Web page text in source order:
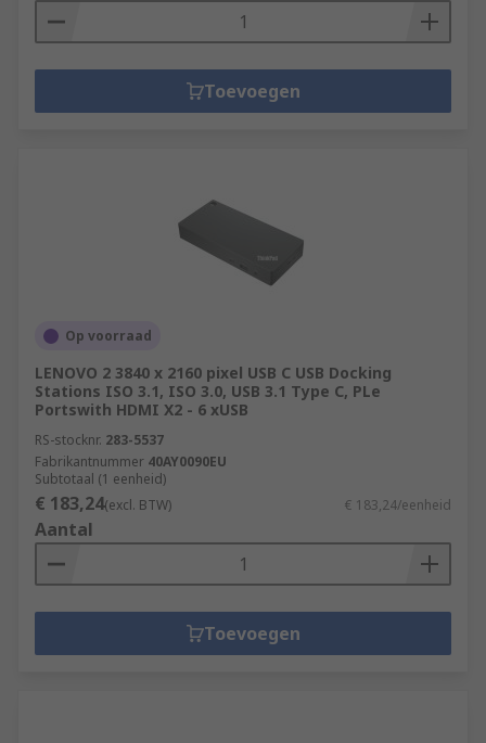
Toevoegen
Op voorraad
LENOVO 2 3840 x 2160 pixel USB C USB Docking
Stations ISO 3.1, ISO 3.0, USB 3.1 Type C, PLe
Portswith HDMI X2 - 6 xUSB
RS-stocknr. 283-5537
Fabrikantnummer 40AY0090EU
Subtotaal (1 eenheid)
€ 183,24(excl. BTW) € 183,24/eenheid
Aantal
Toevoegen